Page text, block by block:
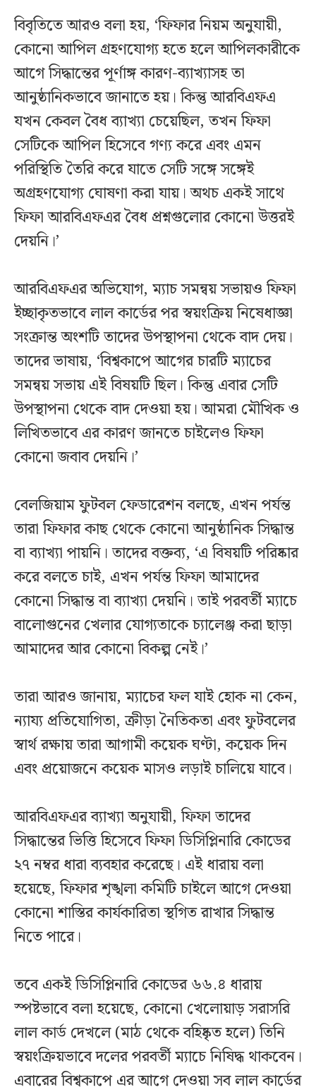
বিবৃতিতে আরও বলা হয়, ‘ফিফার নিয়ম অনুযায়ী,
কোনো আপিল গ্রহণযোগ্য হতে হলে আপিলকারীকে
আগে সিদ্ধান্তের পূর্ণাঙ্গ কারণ-ব্যাখ্যাসহ তা
আনুষ্ঠানিকভাবে জানাতে হয়। কিন্তু আরবিএফএ
যখন কেবল বৈধ ব্যাখ্যা চেয়েছিল, তখন ফিফা
সেটিকে আপিল হিসেবে গণ্য করে এবং এমন
পরিস্থিতি তৈরি করে যাতে সেটি সঙ্গে সঙ্গেই
অগ্রহণযোগ্য ঘোষণা করা যায়। অথচ একই সাথে
ফিফা আরবিএফএর বৈধ প্রশ্নগুলোর কোনো উত্তরই
দেয়নি।’
আরবিএফএর অভিযোগ, ম্যাচ সমন্বয় সভায়ও ফিফা
ইচ্ছাকৃতভাবে লাল কার্ডের পর স্বয়ংক্রিয় নিষেধাজ্ঞা
সংক্রান্ত অংশটি তাদের উপস্থাপনা থেকে বাদ দেয়।
তাদের ভাষায়, ‘বিশ্বকাপে আগের চারটি ম্যাচের
সমন্বয় সভায় এই বিষয়টি ছিল। কিন্তু এবার সেটি
উপস্থাপনা থেকে বাদ দেওয়া হয়। আমরা মৌখিক ও
লিখিতভাবে এর কারণ জানতে চাইলেও ফিফা
কোনো জবাব দেয়নি।’
বেলজিয়াম ফুটবল ফেডারেশন বলছে, এখন পর্যন্ত
তারা ফিফার কাছ থেকে কোনো আনুষ্ঠানিক সিদ্ধান্ত
বা ব্যাখ্যা পায়নি। তাদের বক্তব্য, ‘এ বিষয়টি পরিষ্কার
করে বলতে চাই, এখন পর্যন্ত ফিফা আমাদের
কোনো সিদ্ধান্ত বা ব্যাখ্যা দেয়নি। তাই পরবর্তী ম্যাচে
বালোগুনের খেলার যোগ্যতাকে চ্যালেঞ্জ করা ছাড়া
আমাদের আর কোনো বিকল্প নেই।’
তারা আরও জানায়, ম্যাচের ফল যাই হোক না কেন,
ন্যায্য প্রতিযোগিতা, ক্রীড়া নৈতিকতা এবং ফুটবলের
স্বার্থ রক্ষায় তারা আগামী কয়েক ঘণ্টা, কয়েক দিন
এবং প্রয়োজনে কয়েক মাসও লড়াই চালিয়ে যাবে।
আরবিএফএর ব্যাখ্যা অনুযায়ী, ফিফা তাদের
সিদ্ধান্তের ভিত্তি হিসেবে ফিফা ডিসিপ্লিনারি কোডের
২৭ নম্বর ধারা ব্যবহার করেছে। এই ধারায় বলা
হয়েছে, ফিফার শৃঙ্খলা কমিটি চাইলে আগে দেওয়া
কোনো শাস্তির কার্যকারিতা স্থগিত রাখার সিদ্ধান্ত
নিতে পারে।
তবে একই ডিসিপ্লিনারি কোডের ৬৬.৪ ধারায়
স্পষ্টভাবে বলা হয়েছে, কোনো খেলোয়াড় সরাসরি
লাল কার্ড দেখলে (মাঠ থেকে বহিষ্কৃত হলে) তিনি
স্বয়ংক্রিয়ভাবে দলের পরবর্তী ম্যাচে নিষিদ্ধ থাকবেন।
এবারের বিশ্বকাপে এর আগে দেওয়া সব লাল কার্ডের